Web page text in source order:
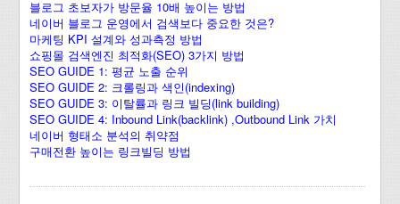
블로그 초보자가 방문율 10배 높이는 방법
네이버 블로그 운영에서 검색보다 중요한 것은?
마케팅 KPI 설계와 성과측정 방법
쇼핑몰 검색엔진 최적화(SEO) 3가지 방법
SEO GUIDE 1: 평균 노출 순위
SEO GUIDE 2: 크롤링과 색인(indexing)
SEO GUIDE 3: 이탈률과 링크 빌딩(link building)
SEO GUIDE 4: Inbound Link(backlink) ,Outbound Link 가치
네이버 형태소 분석의 취약점
구매전환 높이는 링크빌딩 방법